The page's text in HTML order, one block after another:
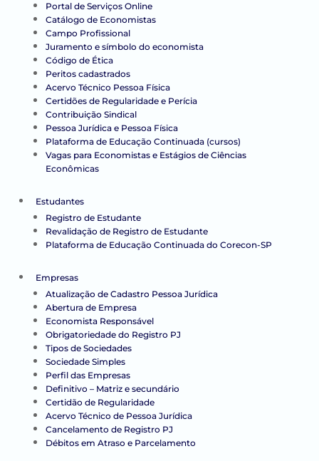
Portal de Serviços Online
Catálogo de Economistas
Campo Profissional
Juramento e símbolo do economista
Código de Ética
Peritos cadastrados
Acervo Técnico Pessoa Física
Certidões de Regularidade e Perícia
Contribuição Sindical
Pessoa Jurídica e Pessoa Física
Plataforma de Educação Continuada (cursos)
Vagas para Economistas e Estágios de Ciências
Econômicas
Estudantes
Registro de Estudante
Revalidação de Registro de Estudante
Plataforma de Educação Continuada do Corecon-SP
Empresas
Atualização de Cadastro Pessoa Jurídica
Abertura de Empresa
Economista Responsável
Obrigatoriedade do Registro PJ
Tipos de Sociedades
Sociedade Simples
Perfil das Empresas
Definitivo – Matriz e secundário
Certidão de Regularidade
Acervo Técnico de Pessoa Jurídica
Cancelamento de Registro PJ
Débitos em Atraso e Parcelamento